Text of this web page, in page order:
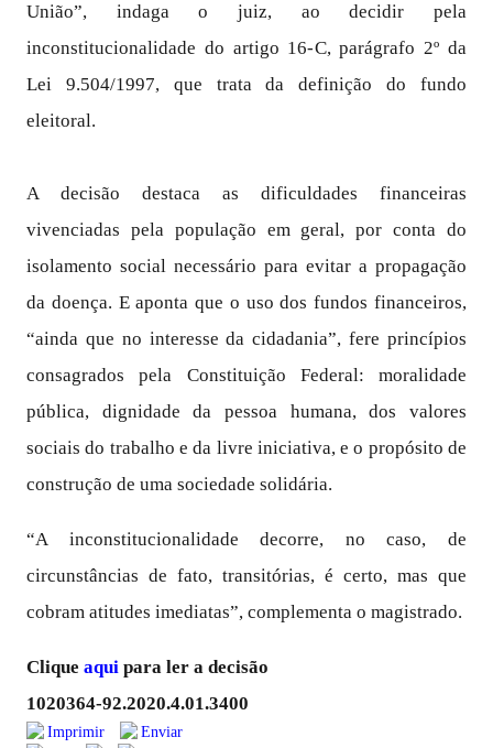
União”, indaga o juiz, ao decidir pela
inconstitucionalidade do artigo 16-C, parágrafo 2º da
Lei 9.504/1997, que trata da definição do fundo
eleitoral.
A decisão destaca as dificuldades financeiras
vivenciadas pela população em geral, por conta do
isolamento social necessário para evitar a propagação
da doença. E aponta que o uso dos fundos financeiros,
“ainda que no interesse da cidadania”, fere princípios
consagrados pela Constituição Federal: moralidade
pública, dignidade da pessoa humana, dos valores
sociais do trabalho e da livre iniciativa, e o propósito de
construção de uma sociedade solidária.
“A inconstitucionalidade decorre, no caso, de
circunstâncias de fato, transitórias, é certo, mas que
cobram atitudes imediatas”, complementa o magistrado.
Clique aqui para ler a decisão
1020364-92.2020.4.01.3400
Imprimir
Enviar